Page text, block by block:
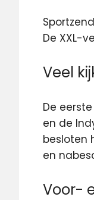
De XXL-
Veel
De
en de
besloten
en
Voor-